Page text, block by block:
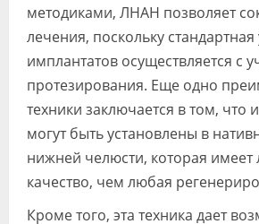
методиками, ЛНАН позволяет
лечения, поскольку стандартная
имплантатов осуществляется с
протезирования. Еще одно
техники заключается в том, что
могут быть установлены в
нижней челюсти, которая имеет
качество, чем любая
Кроме того, эта техника дает